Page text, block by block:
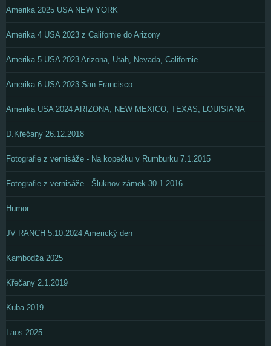
Amerika 2025 USA NEW YORK
Amerika 4 USA 2023 z Californie do Arizony
Amerika 5 USA 2023 Arizona, Utah, Nevada, Californie
Amerika 6 USA 2023 San Francisco
Amerika USA 2024 ARIZONA, NEW MEXICO, TEXAS, LOUISIANA
D.Křečany 26.12.2018
Fotografie z vernisáže - Na kopečku v Rumburku 7.1.2015
Fotografie z vernisáže - Šluknov zámek 30.1.2016
Humor
JV RANCH 5.10.2024 Americký den
Kambodža 2025
Křečany 2.1.2019
Kuba 2019
Laos 2025